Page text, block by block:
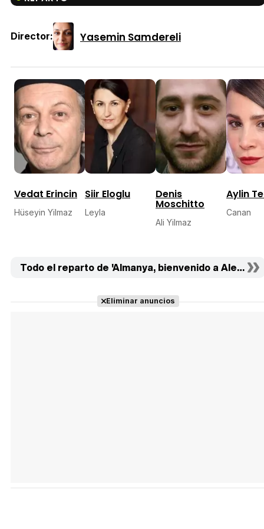
Director: Yasemin Samdereli
Vedat Erincin
Hüseyin Yilmaz
Siir Eloglu
Leyla
Denis
Moschitto
Ali Yilmaz
Aylin
Canan
Todo el reparto de 'Almanya, bienvenido a
Eliminar anuncios